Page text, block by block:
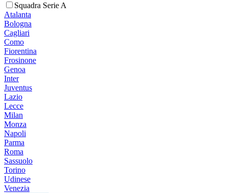
Squadra Serie A
Atalanta
Bologna
Cagliari
Como
Fiorentina
Frosinone
Genoa
Inter
Juventus
Lazio
Lecce
Milan
Monza
Napoli
Parma
Roma
Sassuolo
Torino
Udinese
Venezia